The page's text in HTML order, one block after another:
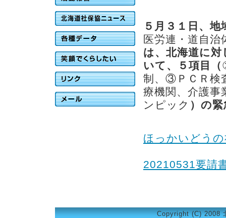
５月３１日、地
医労連・道自治
は、北海道に
いて、５項目（
制、③ＰＣＲ検
療機関、介護
ンピック ）の
ほっかいどう
20210531要請
Copyright (C) 2008